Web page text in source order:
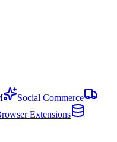
Social Commerce
Extensions